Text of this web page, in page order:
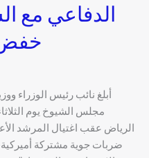
الدفاعي مع
خفض
أبلغ نائب رئيس الوزراء
مجلس الشيوخ يوم
الرياض عقب اغتيال المرشد
ضربات جوية مشتركة